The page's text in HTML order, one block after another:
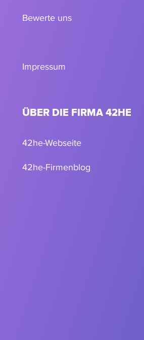
Bewerte uns
Impressum
ÜBER DIE FIRMA 42HE
42he-Webseite
42he-Firmenblog